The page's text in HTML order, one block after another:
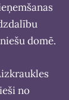
domē.
no